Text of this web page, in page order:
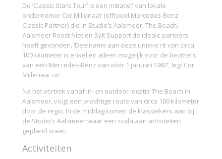
De ‘Classic Stars Tour’ is een initiatief van lokale
ondernemer Cor Millenaar (officieel Mercedes-Benz
Classic Partner) die in Studio’s Aalsmeer, The Beach,
Aalsmeer Roest Niet en Sylt Support de ideale partners
heeft gevonden. ‘Deelname aan deze unieke rit van circa
100 kilometer is enkel en alleen mogelijk voor de bezitters
van een Mercedes-Benz van vóór 1 januari 1987’, legt Cor
Millenaar uit.
Na het vertrek vanaf in- en outdoor locatie The Beach in
Aalsmeer, volgt een prachtige route van circa 100 kilometer
door de regio. In de middag komen de klassiekers aan bij
de Studio’s Aalsmeer waar een scala aan activiteiten
gepland staan.
Activiteiten